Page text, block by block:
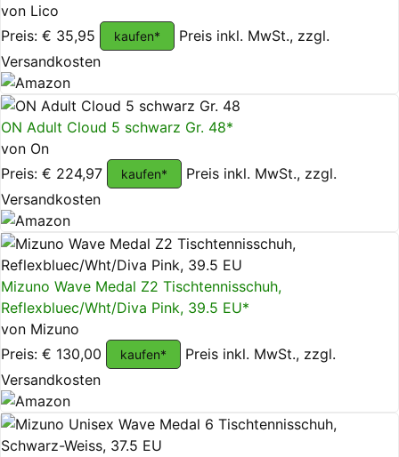
von Lico
Preis: € 35,95
kaufen*
Preis inkl. MwSt., zzgl.
Versandkosten
ON Adult Cloud 5 schwarz Gr. 48*
von On
Preis: € 224,97
kaufen*
Preis inkl. MwSt., zzgl.
Versandkosten
Mizuno Wave Medal Z2 Tischtennisschuh,
Reflexbluec/Wht/Diva Pink, 39.5 EU*
von Mizuno
Preis: € 130,00
kaufen*
Preis inkl. MwSt., zzgl.
Versandkosten